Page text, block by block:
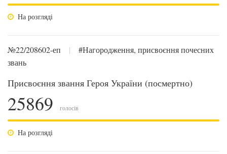
На розгляді
№22/208602-еп |
#Нагородження, присвоєння почесних
звань
Присвоєння звання Героя України (посмертно)
25869 голосів
На розгляді